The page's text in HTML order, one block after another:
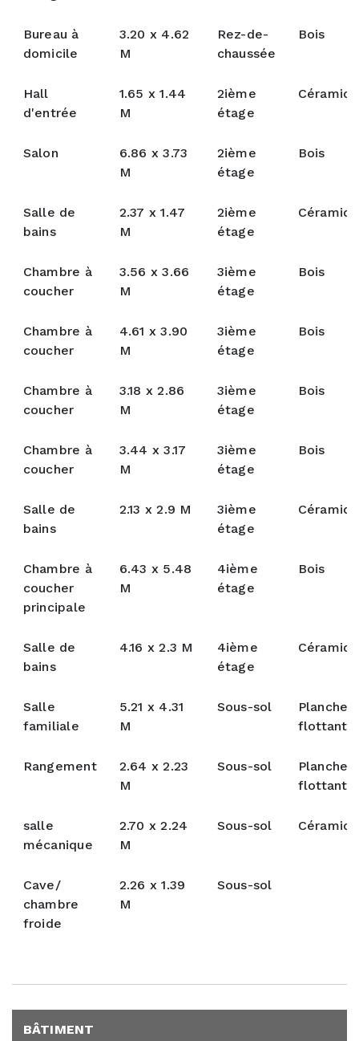
Bureau à
domicile
3.20 x 4.62
M
Rez-de-
chaussée
Bois
Hall
d'entrée
1.65 x 1.44
M
2ième
étage
Salon
6.86 x 3.73
M
2ième
étage
Bois
Salle de
bains
2.37 x 1.47
M
2ième
étage
Chambre à
coucher
3.56 x 3.66
M
3ième
étage
Bois
Chambre à
coucher
4.61 x 3.90
M
3ième
étage
Bois
Chambre à
coucher
3.18 x 2.86
M
3ième
étage
Bois
Chambre à
coucher
3.44 x 3.17
M
3ième
étage
Bois
Salle de
bains
2.13 x 2.9 M
3ième
étage
Chambre à
coucher
principale
6.43 x 5.48
M
4ième
étage
Bois
Salle de
bains
4.16 x 2.3 M
4ième
étage
Salle
familiale
5.21 x 4.31
M
Sous-sol
Plancher
flottant
Rangement
2.64 x 2.23
M
Sous-sol
Plancher
flottant
salle
mécanique
2.70 x 2.24
M
Sous-sol
Cave/
chambre
froide
2.26 x 1.39
M
Sous-sol
BÂTIMENT